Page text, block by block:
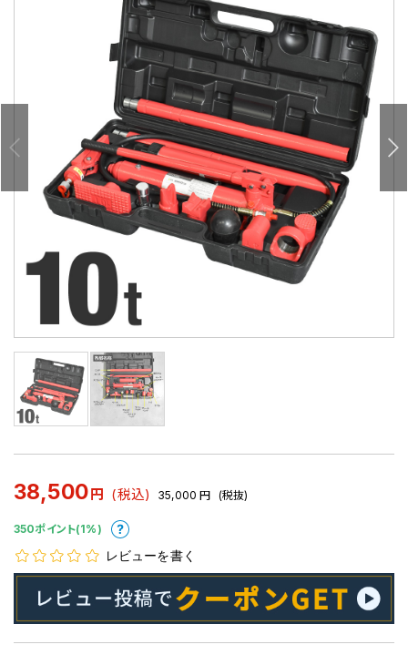
38,500 円 (税込) 35,000 円 (税抜)
350ポイント(1%)
レビューを書く